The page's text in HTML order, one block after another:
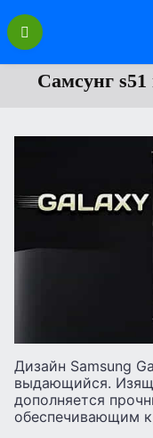
Перейти
содержанию
Самсунг
Дизайн Samsung
выдающийся.
дополняется
обеспечивающим